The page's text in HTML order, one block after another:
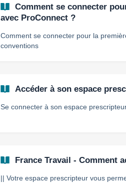
Comment se connecter
avec ProConnect ?
Comment se connecter pour la
conventions
Accéder à son espace
Se connecter à son espace
France Travail - Comment
|| Votre espace prescripteur vous permettra